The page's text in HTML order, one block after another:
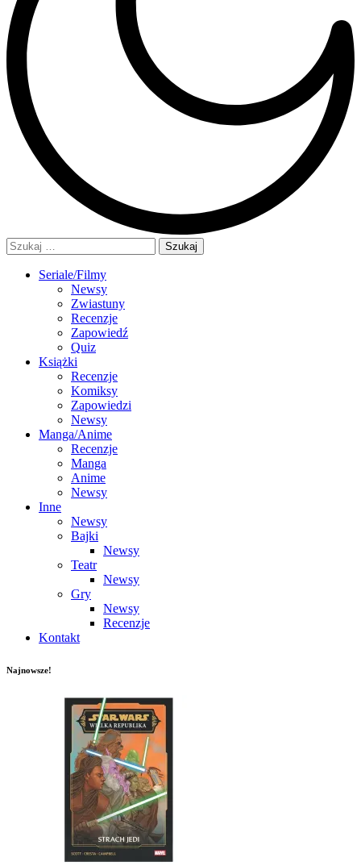
Szukaj:
Seriale/Filmy
Newsy
Zwiastuny
Recenzje
Zapowiedź
Quiz
Książki
Recenzje
Komiksy
Zapowiedzi
Newsy
Manga/Anime
Recenzje
Manga
Anime
Newsy
Inne
Newsy
Bajki
Newsy
Teatr
Newsy
Gry
Newsy
Recenzje
Kontakt
Najnowsze!